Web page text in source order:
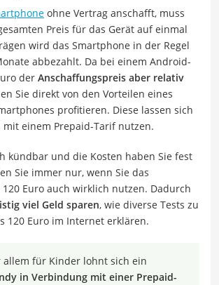
ohne Vertrag anschafft, muss
Preis für das Gerät auf einmal
wird das Smartphone in der Regel
abbezahlt. Da bei einem Android-
der Anschaffungspreis aber relativ
Sie direkt von den Vorteilen eines
profitieren. Diese lassen sich
einem Prepaid-Tarif nutzen.
kündbar und die Kosten haben Sie fest
Sie immer nur, wenn Sie das
Euro auch wirklich nutzen. Dadurch
viel Geld sparen, wie diverse Tests zu
120 Euro im Internet erklären.
allem für Kinder lohnt sich ein
in Verbindung mit einer Prepaid-